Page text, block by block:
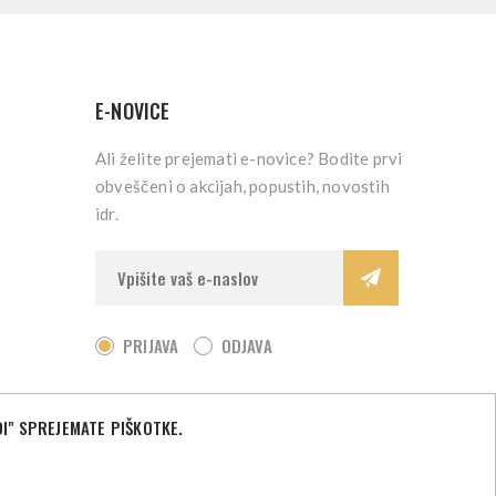
E-NOVICE
Ali želite prejemati e-novice? Bodite prvi
obveščeni o akcijah, popustih, novostih
idr.
PRIJAVA ODJAVA
SPREJEMATE PIŠKOTKE.